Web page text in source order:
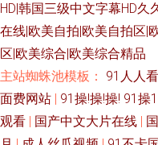
HD|韩国三级中文字幕HD久
在线|欧美自拍|欧美自拍区|
区|欧美综合|欧美综合精品
主站蜘蛛池模板： 91人人看
面费网站 | 91操!操!操! 91操
观看 | 国产中文大片在线 |